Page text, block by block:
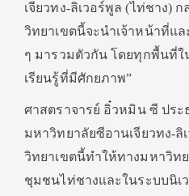
เจียวทง-ลิเวอร์พูล (ไท่ชาง)
วิทยาเขตนี้จะนำเจ้าหน้าที่แ
ๆ มารวมตัวกัน โดยทุกพื้นที่
เรียนรู้ที่มีศักยภาพ”
ศาสตราจารย์ อิ๋วหมิน ซี ประ
มหาวิทยาลัยซีอานเจียวทง-ลิ
วิทยาเขตนี้ทำให้ทางมหาวิ
ชุมชนไท่ชางและในระบบนิ